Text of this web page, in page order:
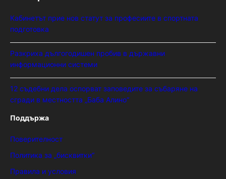
Кабинетът прие нов статут за професиите в спортната
подготовка
Разкриха дългогодишен пробив в държавни
информационни системи
12 съдебни дела оспорват заповедите за събаряне на
сгради в местността „Баба Алино“
Поддържа
Поверителност
Политика за „бисквитки“
Правила и условия